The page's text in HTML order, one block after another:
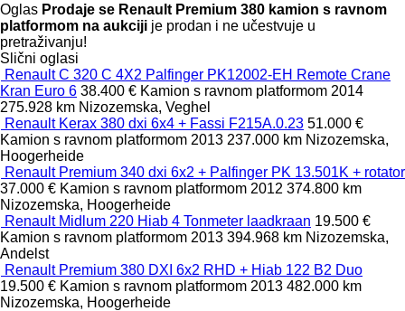
Oglas Prodaje se Renault Premium 380 kamion s ravnom
platformom na aukciji je prodan i ne učestvuje u
pretraživanju!
Slični oglasi
Renault C 320 C 4X2 Palfinger PK12002-EH Remote Crane
Kran Euro 6 38.400 € Kamion s ravnom platformom 2014
275.928 km Nizozemska, Veghel
Renault Kerax 380 dxi 6x4 + Fassi F215A.0.23 51.000 €
Kamion s ravnom platformom 2013 237.000 km Nizozemska,
Hoogerheide
Renault Premium 340 dxi 6x2 + Palfinger PK 13.501K + rotator
37.000 € Kamion s ravnom platformom 2012 374.800 km
Nizozemska, Hoogerheide
Renault Midlum 220 Hiab 4 Tonmeter laadkraan 19.500 €
Kamion s ravnom platformom 2013 394.968 km Nizozemska,
Andelst
Renault Premium 380 DXI 6x2 RHD + Hiab 122 B2 Duo
19.500 € Kamion s ravnom platformom 2013 482.000 km
Nizozemska, Hoogerheide